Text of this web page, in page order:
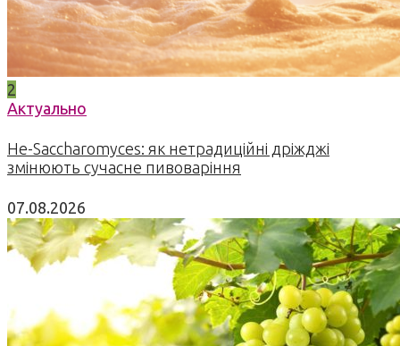
2
Актуально
Не-Saccharomyces: як нетрадиційні дріжджі
змінюють сучасне пивоваріння
07.08.2026